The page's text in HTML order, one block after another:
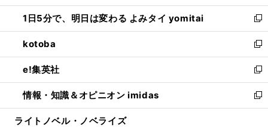
ウ
で
開
く
ン
ド
ウ
で
開
く
ウ
ィ
ン
ド
ウ
で
開
く
し
い
ウ
ィ
ン
ド
ウ
で
開
1日5分で、明日は変わる よみタイ yomitai
新
し
い
ウ
ィ
ン
ド
ウ
kotoba
新
し
い
ウ
ィ
ン
e!集英社
新
し
い
ウ
情報・知識＆オピニオン imidas
新
し
ライトノベル・ノベライズ